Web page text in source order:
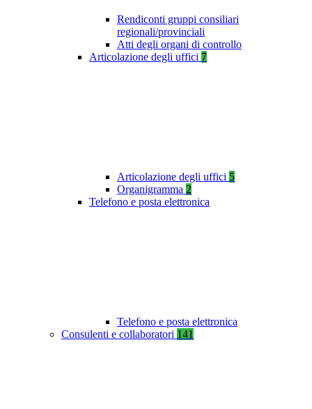
Rendiconti gruppi consiliari
regionali/provinciali
Atti degli organi di controllo
Articolazione degli uffici 7
Articolazione degli uffici 5
Organigramma 2
Telefono e posta elettronica
Telefono e posta elettronica
Consulenti e collaboratori 141